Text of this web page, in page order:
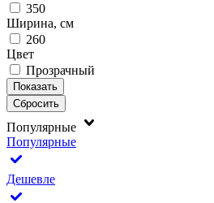
350
Ширина, см
260
Цвет
Прозрачный
Популярные
Популярные
Дешевле